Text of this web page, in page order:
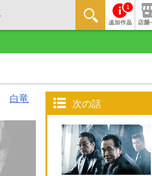
1
白竜
次の話